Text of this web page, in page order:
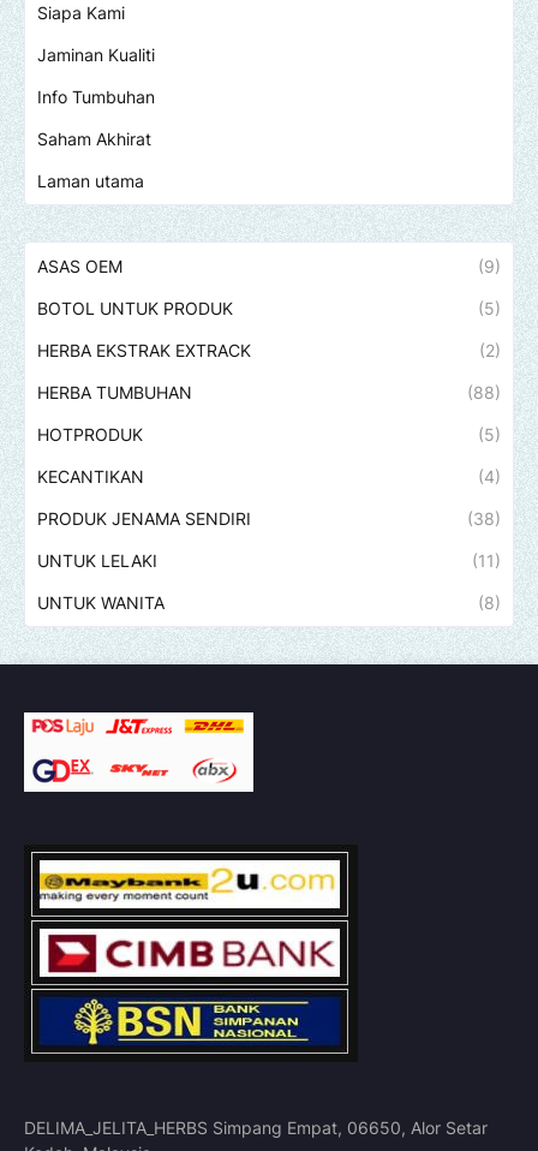
Siapa Kami
Jaminan Kualiti
Info Tumbuhan
Saham Akhirat
Laman utama
ASAS OEM (9)
BOTOL UNTUK PRODUK (5)
HERBA EKSTRAK EXTRACK (2)
HERBA TUMBUHAN (88)
HOTPRODUK (5)
KECANTIKAN (4)
PRODUK JENAMA SENDIRI (38)
UNTUK LELAKI (11)
UNTUK WANITA (8)
DELIMA_JELITA_HERBS Simpang Empat, 06650, Alor Setar